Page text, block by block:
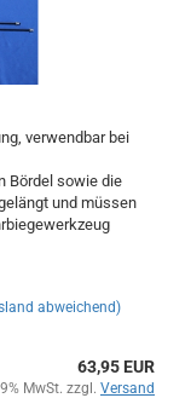
verwendbar bei
Bördel sowie die
und müssen
abweichend)
63,95 EUR
MwSt. zzgl. Versand